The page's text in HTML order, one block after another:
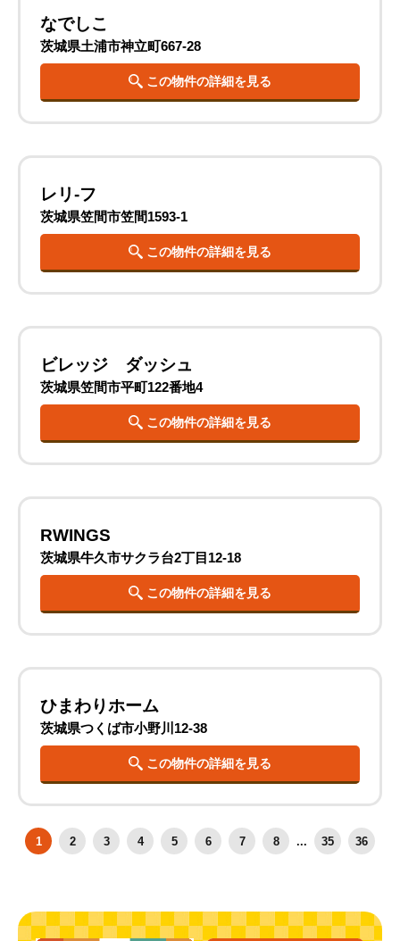
なでしこ
茨城県土浦市神立町667-28
この物件の詳細を見る
レリ-フ
茨城県笠間市笠間1593-1
この物件の詳細を見る
ビレッジ ダッシュ
茨城県笠間市平町122番地4
この物件の詳細を見る
RWINGS
茨城県牛久市サクラ台2丁目12-18
この物件の詳細を見る
ひまわりホーム
茨城県つくば市小野川12-38
この物件の詳細を見る
1 2 3 4 5 6 7 8 ... 35 36